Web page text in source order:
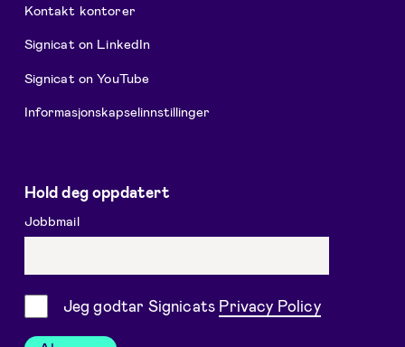
Kontakt kontorer
Signicat on LinkedIn
Signicat on YouTube
Informasjonskapselinnstillinger
Hold deg oppdatert
Jobbmail
SamtykkeJeg godtar Signicats Privacy Policy